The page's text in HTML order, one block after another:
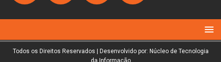
Todos os Direitos Reservados | Desenvolvido por: Núcleo de Tecnologia
da Informação